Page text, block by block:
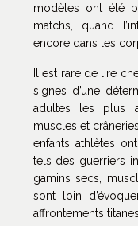
modèles ont été
matchs, quand
encore dans les
Il est rare de lire
signes d’une
adultes les plus
muscles et
enfants athlètes
tels des guerriers
gamins secs,
sont loin
affrontements